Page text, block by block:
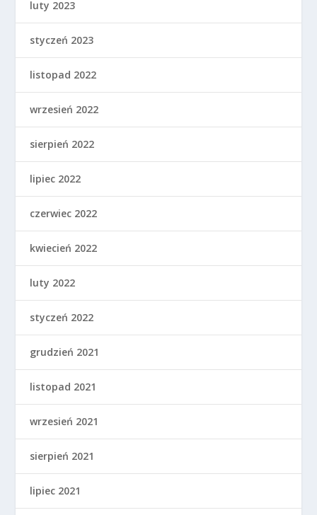
luty 2023
styczeń 2023
listopad 2022
wrzesień 2022
sierpień 2022
lipiec 2022
czerwiec 2022
kwiecień 2022
luty 2022
styczeń 2022
grudzień 2021
listopad 2021
wrzesień 2021
sierpień 2021
lipiec 2021